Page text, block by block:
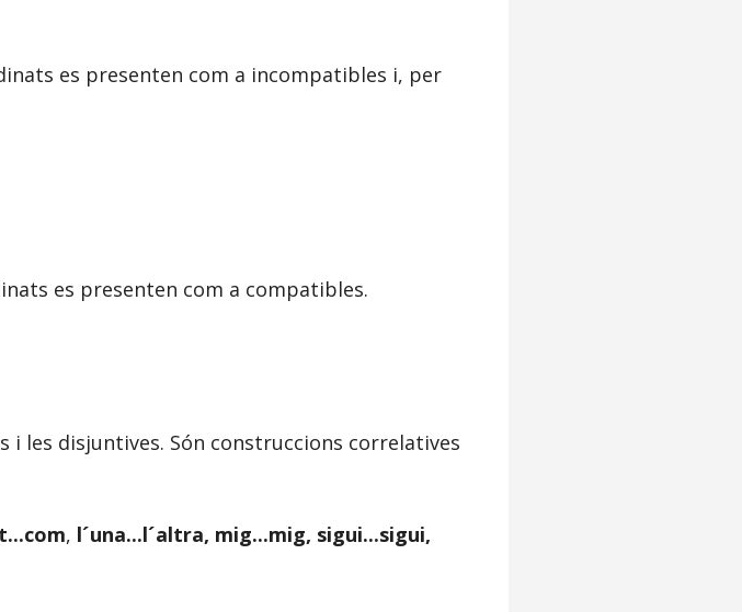
es presenten com a incompatibles i, per
es presenten com a compatibles.
i les disjuntives. Són construccions correlatives
, l´una...l´altra, mig...mig, sigui...sigui,